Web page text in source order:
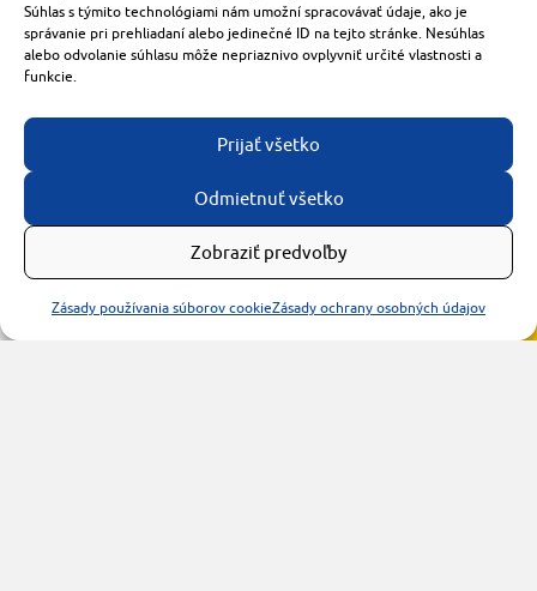
Súhlas s týmito technológiami nám umožní spracovávať údaje, ako je
správanie pri prehliadaní alebo jedinečné ID na tejto stránke. Nesúhlas
alebo odvolanie súhlasu môže nepriaznivo ovplyvniť určité vlastnosti a
funkcie.
Prijať všetko
Odmietnuť všetko
Zobraziť predvoľby
Zásady používania súborov cookieZásady ochrany osobných údajov